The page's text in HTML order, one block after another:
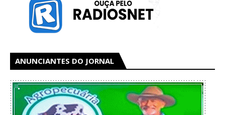
ANUNCIANTES DO JORNAL